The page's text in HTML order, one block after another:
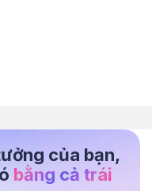
của bạn,
bằng cả trái